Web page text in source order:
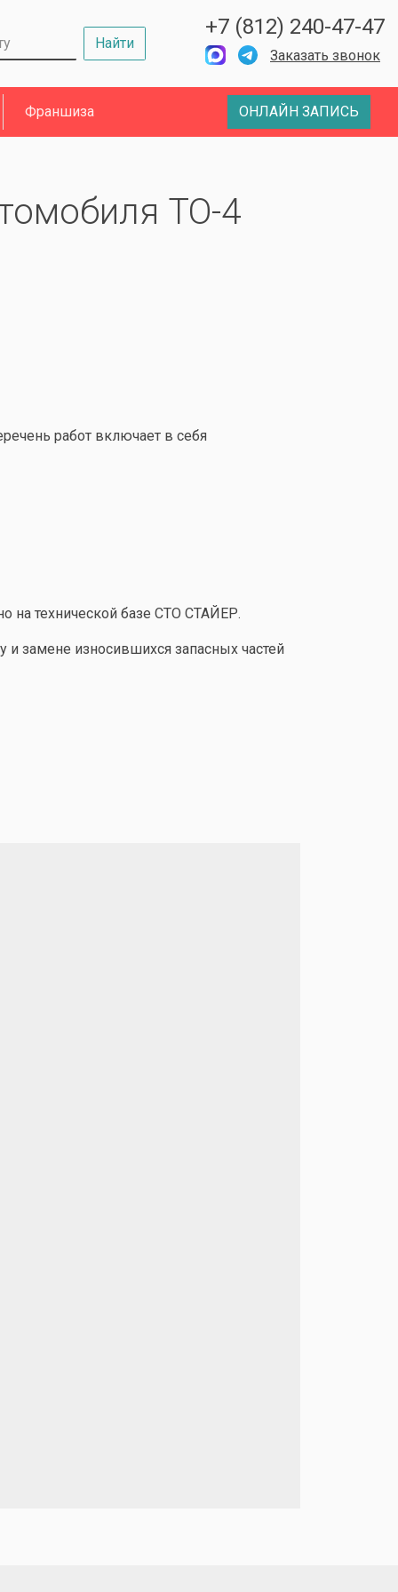
Найти
+7 (812) 240-47-47
Заказать звонок
Франшиза ОНЛАЙН ЗАПИСЬ
ТО-4
работ включает в себя
на технической базе СТО СТАЙЕР.
замене износившихся запасных частей